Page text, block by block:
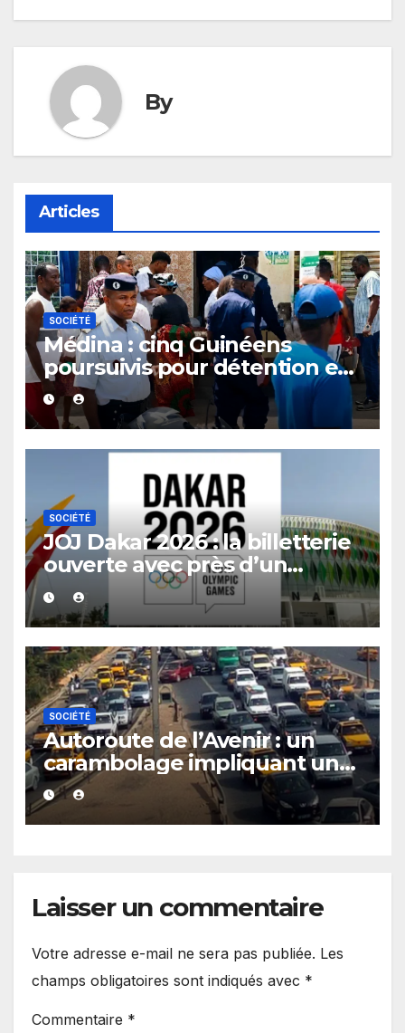
By
Articles
SOCIÉTÉ
Médina : cinq Guinéens
poursuivis pour détention et
offre présumée de kush
après une descente policière
SOCIÉTÉ
JOJ Dakar 2026 : la billetterie
ouverte avec près d’un
million de places disponibles
SOCIÉTÉ
Autoroute de l’Avenir : un
carambolage impliquant un
bus et deux véhicules fait des
dégâts à Sébikotane
Laisser un commentaire
Votre adresse e-mail ne sera pas publiée. Les
champs obligatoires sont indiqués avec *
Commentaire *